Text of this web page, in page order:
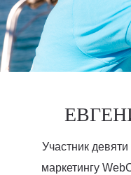
Участник
маркетингу